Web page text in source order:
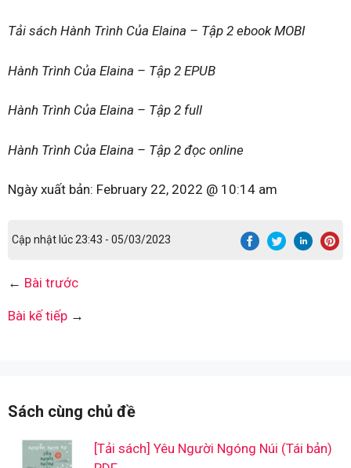
Tải sách Hành Trình Của Elaina – Tập 2 ebook MOBI
Hành Trình Của Elaina – Tập 2 EPUB
Hành Trình Của Elaina – Tập 2 full
Hành Trình Của Elaina – Tập 2 đọc online
Ngày xuất bản: February 22, 2022 @ 10:14 am
Cập nhật lúc 23:43 - 05/03/2023
← Bài trước
Bài kế tiếp →
Sách cùng chủ đề
[Tải sách] Yêu Người Ngóng Núi (Tái bản)